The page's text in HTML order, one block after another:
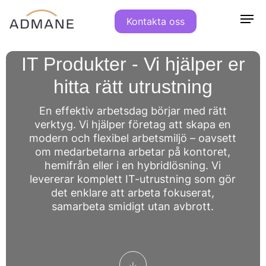
Tjänster
Om
Oss
Kundcase
Modern
Arbetsplats
Moln &
Infrastruktur
Modern
Arbetsplats
Microsoft
365
Workspace
Microsoft
Copilot
Har du frågor?
hej@admane.se
Sociala Medier
Moln &
Infrastruktur
Microsoft
Azure
Virtuell
Server
Nästa
Generations
Brandvägg
Har du frågor?
hej@admane.se
Sociala Medier
Säkerhet
Backup &
Distaster
Recovery
Microsoft
365
Backup
Microsoft
Har du frågor?
hej@admane.se
Sociala Medier
Mötesteknik
Teams
Rooms
Bring
your own
Device i
mötesrum
Konferensteknik
Har du frågor?
hej@admane.se
Sociala Medier
Kontakta oss
IT Produkter - Vi hjälper er
hitta rätt utrustning
En effektiv arbetsdag börjar med rätt
verktyg. Vi hjälper företag att skapa en
modern och flexibel arbetsmiljö – oavsett
om medarbetarna arbetar på kontoret,
hemifrån eller i en hybridlösning. Vi
levererar komplett IT-utrustning som gör
det enklare att arbeta fokuserat,
samarbeta smidigt utan avbrott.